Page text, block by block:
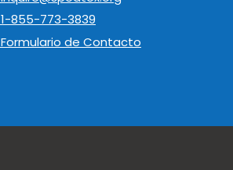
1-855-773-3839
Formulario de Contacto